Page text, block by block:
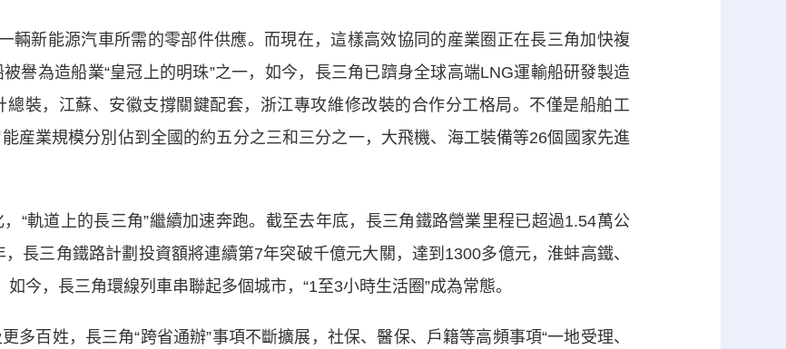
新能源汽車所需的零部件供應。而現在，這樣高效協同的産業圈正在長三角加快複
譽為造船業“皇冠上的明珠”之一，如今，長三角已躋身全球高端LNG運輸船研發製造
裝，江蘇、安徽支撐關鍵配套，浙江專攻維修改裝的合作分工格局。不僅是船舶工
産業規模分別佔到全國的約五分之三和三分之一，大飛機、海工裝備等26個國家先進
軌道上的長三角”繼續加速奔跑。截至去年底，長三角鐵路營業里程已超過1.54萬公
長三角鐵路計劃投資額將連續第7年突破千億元大關，達到1300多億元，淮蚌高鐵、
今，長三角環線列車串聯起多個城市，“1至3小時生活圈”成為常態。
百姓，長三角“跨省通辦”事項不斷擴展，社保、醫保、戶籍等高頻事項“一地受理、